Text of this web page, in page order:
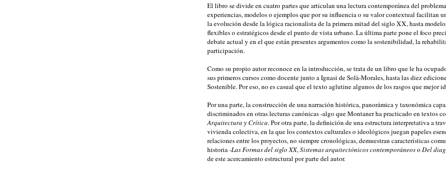
El libro se divide en cuatro partes que articulan una lectura contemporánea del
experiencias, modelos o ejemplos que por su influencia o su valor contextual facilitan
la evolución desde la lógica racionalista de la primera mitad del siglo XX, hasta
flexibles o estratégicos desde el punto de vista urbano. La última parte pone el foco
debate actual y en el que están presentes argumentos como la sostenibilidad, la
participación.
Como su propio autor reconoce en la introducción, se trata de un libro que le ha
sus primeros cursos como docente junto a Ignasi de Solà-Morales, hasta las diez
Sostenible. Por eso, no es casual que el texto aglutine algunos de los rasgos que mejor
Por una parte, la construcción de una narración histórica, panorámica y taxonómica
discriminados en otras lecturas canónicas -algo que Montaner ha practicado en textos
Arquitectura y Crítica. Por otra parte, la definición de una estructura interpretativa a
vivienda colectiva, en la que los contextos culturales o ideológicos juegan papeles
relaciones entre los proyectos, no siempre cronológicas, demuestran características
historia -Las Formas del siglo XX,Sistemas arquitectónicos contemporáneosoDel
de este acercamiento estructural por parte del autor.